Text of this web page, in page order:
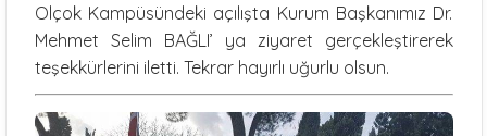
Olçok Kampüsündeki açılışta Kurum Başkanımız Dr.
Mehmet Selim BAĞLI’ ya ziyaret gerçekleştirerek
teşekkürlerini iletti. Tekrar hayırlı uğurlu olsun.